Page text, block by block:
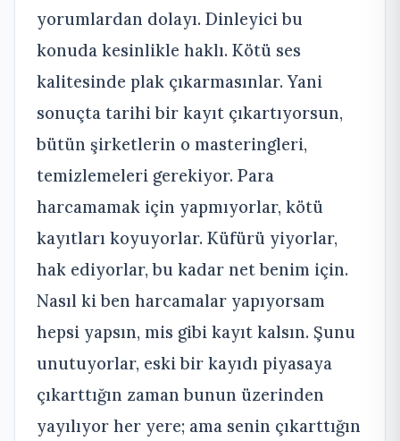
yorumlardan dolayı. Dinleyici bu
konuda kesinlikle haklı. Kötü ses
kalitesinde plak çıkarmasınlar. Yani
sonuçta tarihi bir kayıt çıkartıyorsun,
bütün şirketlerin o masteringleri,
temizlemeleri gerekiyor. Para
harcamamak için yapmıyorlar, kötü
kayıtları koyuyorlar. Küfürü yiyorlar,
hak ediyorlar, bu kadar net benim için.
Nasıl ki ben harcamalar yapıyorsam
hepsi yapsın, mis gibi kayıt kalsın. Şunu
unutuyorlar, eski bir kayıdı piyasaya
çıkarttığın zaman bunun üzerinden
yayılıyor her yere; ama senin çıkarttığın